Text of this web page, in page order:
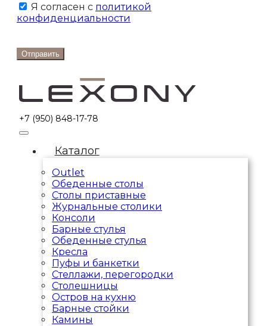
Я согласен с политикой
конфиденциальности
Отправить
+7 (950) 848-17-78
Каталог
Outlet
Обеденные столы
Столы приставные
Журнальные столики
Консоли
Барные стулья
Обеденные стулья
Кресла
Пуфы и банкетки
Стеллажи, перегородки
Столешницы
Остров на кухню
Барные стойки
Камины